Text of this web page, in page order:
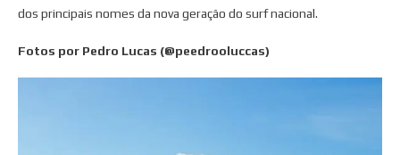
dos principais nomes da nova geração do surf nacional.
Fotos por Pedro Lucas (@peedrooluccas)